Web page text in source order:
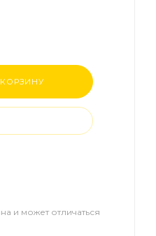
и может отличаться